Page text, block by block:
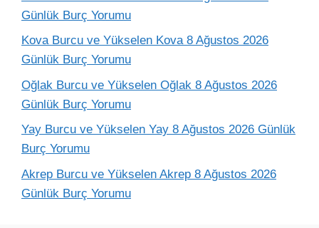
Günlük Burç Yorumu
Kova Burcu ve Yükselen Kova 8 Ağustos 2026
Günlük Burç Yorumu
Oğlak Burcu ve Yükselen Oğlak 8 Ağustos 2026
Günlük Burç Yorumu
Yay Burcu ve Yükselen Yay 8 Ağustos 2026 Günlük
Burç Yorumu
Akrep Burcu ve Yükselen Akrep 8 Ağustos 2026
Günlük Burç Yorumu